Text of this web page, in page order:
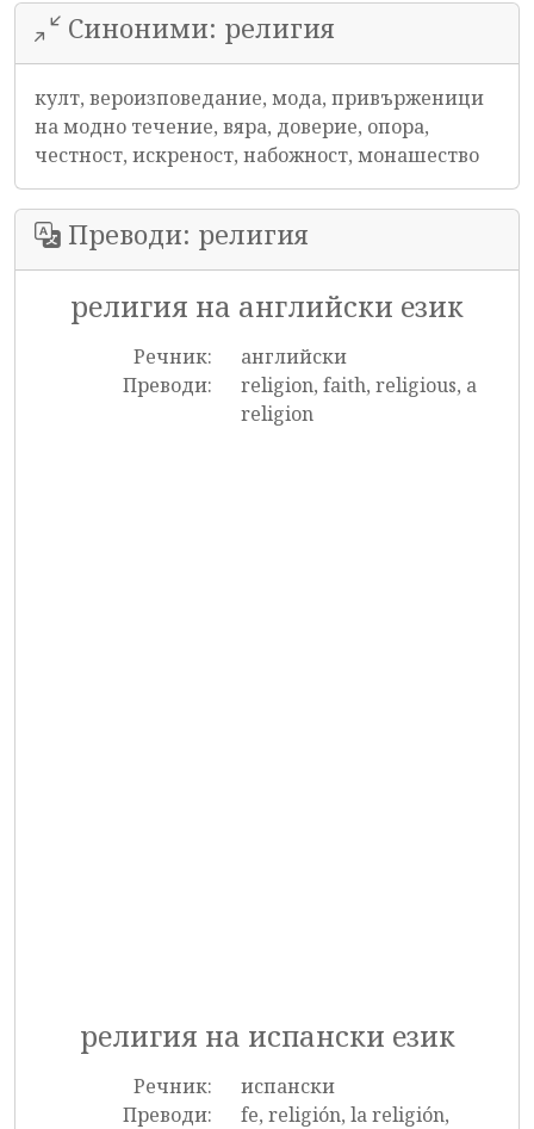
Синоними: религия
култ, вероизповедание, мода, привърженици
на модно течение, вяра, доверие, опора,
честност, искреност, набожност, монашество
Преводи: религия
религия на английски език
Речник:
английски
Преводи:
religion, faith, religious, a
religion
религия на испански език
Речник:
испански
Преводи:
fe, religión, la religión,